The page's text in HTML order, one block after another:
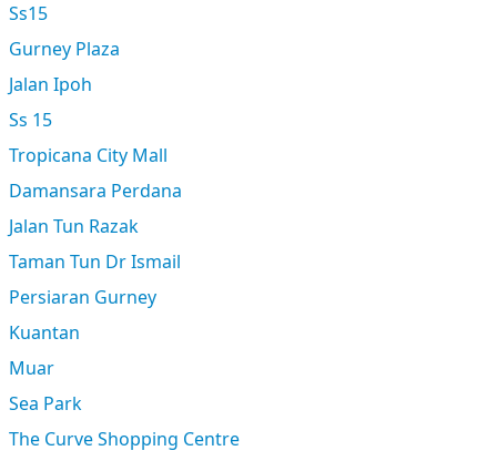
Ss15
Gurney Plaza
Jalan Ipoh
Ss 15
Tropicana City Mall
Damansara Perdana
Jalan Tun Razak
Taman Tun Dr Ismail
Persiaran Gurney
Kuantan
Muar
Sea Park
The Curve Shopping Centre